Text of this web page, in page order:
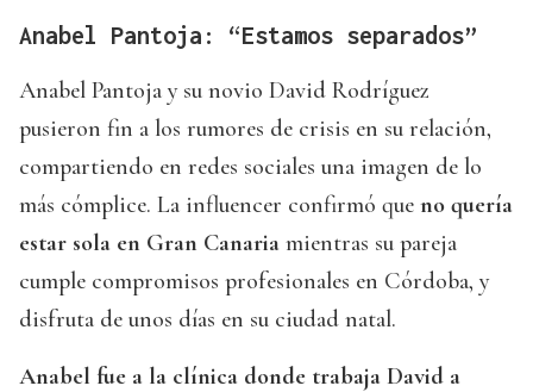
Anabel Pantoja: “Estamos separados”
Anabel Pantoja y su novio David Rodríguez
pusieron fin a los rumores de crisis en su relación,
compartiendo en redes sociales una imagen de lo
más cómplice. La influencer confirmó que no quería
estar sola en Gran Canaria mientras su pareja
cumple compromisos profesionales en Córdoba, y
disfruta de unos días en su ciudad natal.
Anabel fue a la clínica donde trabaja David a